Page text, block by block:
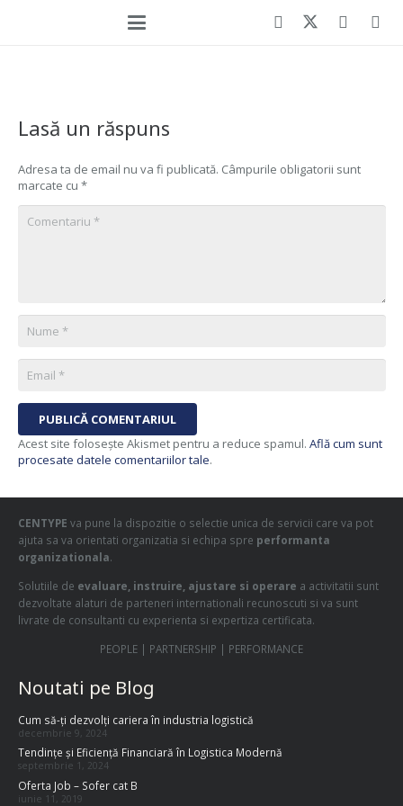
Lasă un răspuns
Adresa ta de email nu va fi publicată. Câmpurile obligatorii sunt
marcate cu *
PUBLICĂ COMENTARIUL
Acest site folosește Akismet pentru a reduce spamul. Află cum sunt
procesate datele comentariilor tale.
CENTYPE va pune la dispozitie o selectie unica de servicii care va pot
ajuta sa va orientati organizatia si echipa spre performanta
organizationala.
Solutiile de evaluare, instruire, ajustare si operare a activitatii sunt
dezvoltate alaturi de parteneri internationali recunoscuti si va sunt
livrate de consultanti cu experienta si expertiza certificata.
PEOPLE | PARTNERSHIP | PERFORMANCE
Noutati pe Blog
Cum să-ți dezvolți cariera în industria logistică
decembrie 9, 2024
Tendințe și Eficiență Financiară în Logistica Modernă
septembrie 1, 2024
Oferta Job – Sofer cat B
iunie 11, 2019